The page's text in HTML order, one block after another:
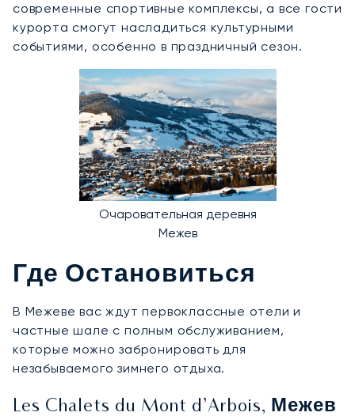
современные спортивные комплексы, а все гости
курорта смогут насладиться культурными
событиями, особенно в праздничный сезон.
Очаровательная деревня
Межев
Где Остановиться
В Межеве вас ждут первоклассные отели и
частные шале с полным обслуживанием,
которые можно забронировать для
незабываемого зимнего отдыха.
Les Chalets du Mont d’Arbois, Межев